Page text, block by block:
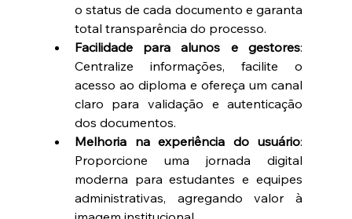
o status de cada documento e garanta
total transparência do processo.
Facilidade para alunos e gestores:
Centralize informações, facilite o
acesso ao diploma e ofereça um canal
claro para validação e autenticação
dos documentos.
Melhoria na experiência do usuário:
Proporcione uma jornada digital
moderna para estudantes e equipes
administrativas, agregando valor à